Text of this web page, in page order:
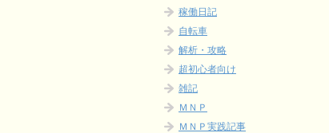
稼働日記
自転車
解析・攻略
超初心者向け
雑記
ＭＮＰ
ＭＮＰ実践記事